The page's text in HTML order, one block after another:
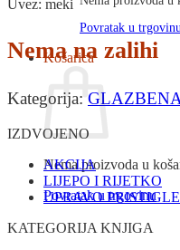
Povratak u trgovinu
Košarica
Nema proizvoda u
Povratak u trgovinu
Uvez: meki
Nema na zalihi
Kategorija:
IZDVOJENO
AKCIJA
LIJEPO I RIJETKO
UPRAVO
KATEGORIJA KNJIGA